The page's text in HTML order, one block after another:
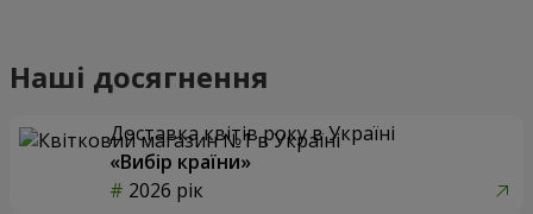
Наші досягнення
Доставка квітів року в Україні
«Вибір країни»
2026 рік